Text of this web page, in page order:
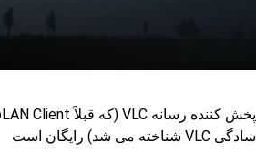
سادگی VLC شناخته می شد) رایگان است